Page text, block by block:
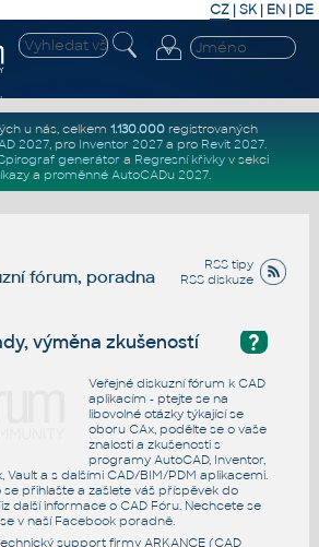
CZ | SK| EN | DE
u nás, celkem 1.130.000registrovaných
2027, pro Inventor 2027a pro Revit 2027.
generátor a Regresní křivkyv sekci
a proměnné AutoCADu 2027.
RSS tipy
RSS diskuze
fórum, poradna
?
výměna zkušeností
Veřejné diskuzní fórum k CAD
aplikacím - ptejte se na
libovolné otázky týkající se
oboru CAx, podělte se o vaše
znalosti a zkušenosti s
programy AutoCAD, Inventor,
Vault a s dalšími CAD/BIM/PDM aplikacemi.
přihlašte a zašlete váš příspěvek do
další informace o CAD Fóru. Nechcete se
v naší Facebook poradně.
support firmy ARKANCE (CAD